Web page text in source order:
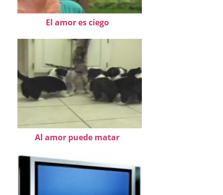
El amor es ciego
Al amor puede matar